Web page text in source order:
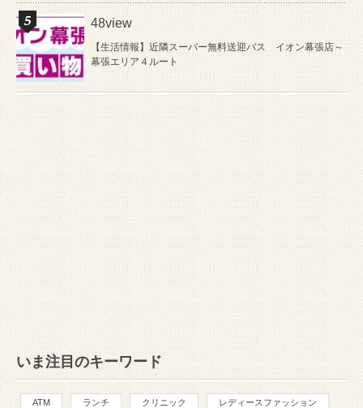
48view
【生活情報】近隣スーパー無料送迎バス イオン幕張店～
幕張エリア４ルート
いま注目のキーワード
ATM ランチ クリニック レディースファッション